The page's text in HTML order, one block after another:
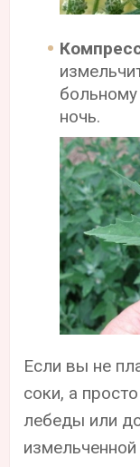
больному
ночь.
Если вы не
соки, а
лебеды или